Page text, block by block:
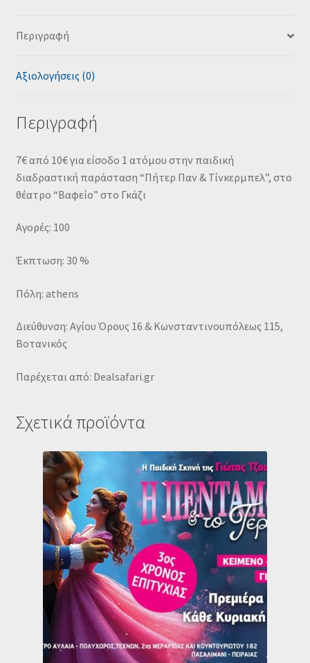
Περιγραφή
Αξιολογήσεις (0)
Περιγραφή
7€ από 10€ για είσοδο 1 ατόμου στην παιδική
διαδραστική παράσταση “Πήτερ Παν & Τίνκερμπελ”, στο
θέατρο “Βαφείο” στο Γκάζι
Αγορές: 100
Έκπτωση: 30 %
Πόλη: athens
Διεύθυνση: Αγίου Όρους 16 & Κωνσταντινουπόλεως 115,
Βοτανικός
Παρέχεται από: Dealsafari.gr
Σχετικά προϊόντα